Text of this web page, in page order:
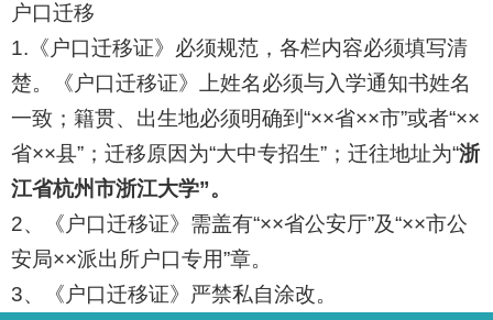
户口迁移
1. 《户口迁移证》必须规范，各栏内容必须填写清
楚。《户口迁移证》上姓名必须与入学通知书姓名
一致；籍贯、出生地必须明确到“××省××市”或者“××
省××县”；迁移原因为“大中专招生”；迁往地址为“浙
江省杭州市浙江大学”。
2、《户口迁移证》需盖有“××省公安厅”及“××市公
安局××派出所户口专用”章。
3、《户口迁移证》严禁私自涂改。